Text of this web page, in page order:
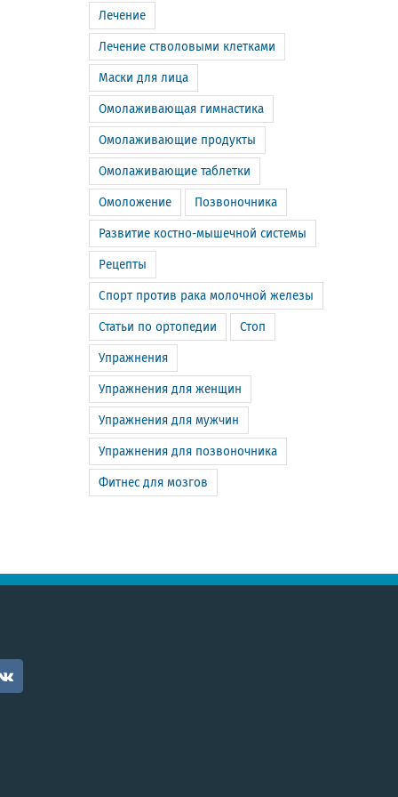
Лечение
Лечение стволовыми клетками
Маски для лица
Омолаживающая гимнастика
Омолаживающие продукты
Омолаживающие таблетки
Омоложение Позвоночника
Развитие костно-мышечной системы
Рецепты
Спорт против рака молочной железы
Статьи по ортопедии Стоп
Упражнения
Упражнения для женщин
Упражнения для мужчин
Упражнения для позвоночника
Фитнес для мозгов